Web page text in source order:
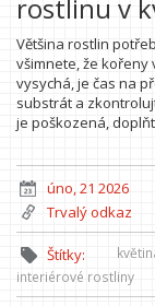
rostlinu v
Většina rostlin
všimnete, že
vysychá, je čas na
substrát a
je poškozená,
úno, 21 2026
Trvalý odkaz
Štítky:
interiérové rostliny